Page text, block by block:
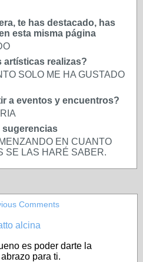
te has destacado, has
esta misma página
artísticas realizas?
SOLO ME HA GUSTADO
a eventos y encuentros?
sugerencias
EN CUANTO
SE LAS HARÉ SABER.
Comments
alcina
es poder darte la
para ti.